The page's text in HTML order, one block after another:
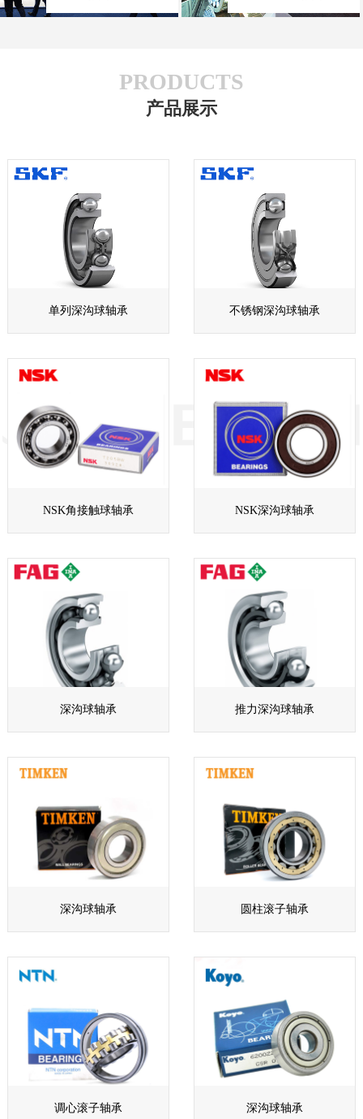
PRODUCTS
产品展示
单列深沟球轴承 不锈钢深沟球轴承
NSK角接触球轴承 NSK深沟球轴承
深沟球轴承 推力深沟球轴承
深沟球轴承 圆柱滚子轴承
调心滚子轴承 深沟球轴承